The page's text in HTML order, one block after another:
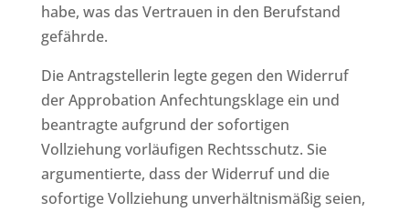
habe, was das Vertrauen in den Berufstand
gefährde.
Die Antragstellerin legte gegen den Widerruf
der Approbation Anfechtungsklage ein und
beantragte aufgrund der sofortigen
Vollziehung vorläufigen Rechtsschutz. Sie
argumentierte, dass der Widerruf und die
sofortige Vollziehung unverhältnismäßig seien,